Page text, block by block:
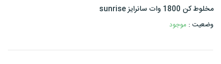
مخلوط کن 1800 وات سانرایز sunrise
وضعیت : موجود